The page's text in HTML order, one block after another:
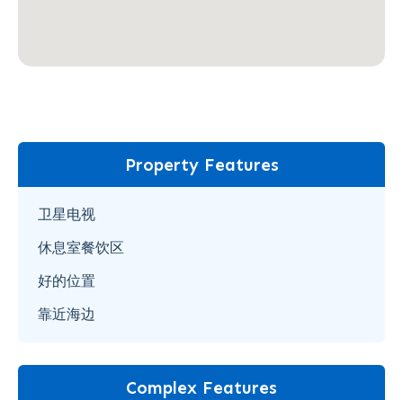
Property Features
卫星电视
休息室餐饮区
好的位置
靠近海边
Complex Features